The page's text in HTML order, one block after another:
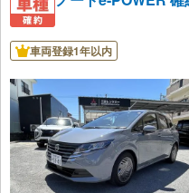
車両登録1年以内